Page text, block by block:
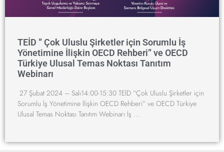
TEİD ” Çok Uluslu Şirketler için Sorumlu İş
Yönetimine İlişkin OECD Rehberi” ve OECD
Türkiye Ulusal Temas Noktası Tanıtım
Webinarı
27 Şubat 2024 – Salı14:00-15:30 TEİD “Çok Uluslu Şirketler için
Sorumlu İş Yönetimine İlişkin OECD Rehberi” ve OECD Türkiye
Ulusal Temas Noktası Tanıtım Webinarı İş …